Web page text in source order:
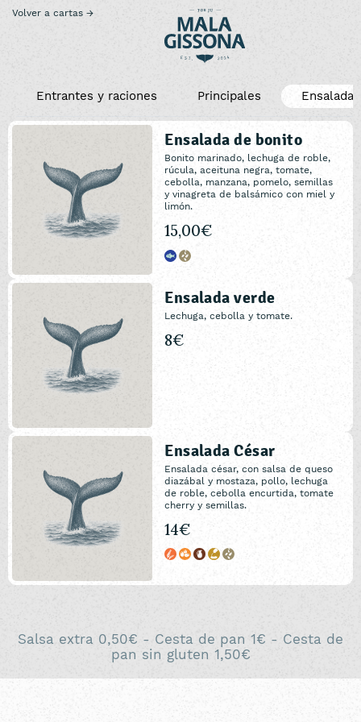
Volver a cartas →
Entrantes y raciones Principales Ensaladas
Ensalada de bonito
Bonito marinado, lechuga de roble,
rúcula, aceituna negra, tomate,
cebolla, manzana, pomelo, semillas
y vinagreta de balsámico con miel y
limón.
15,00€
Ensalada verde
Lechuga, cebolla y tomate.
8€
Ensalada César
Ensalada césar, con salsa de queso
diazábal y mostaza, pollo, lechuga
de roble, cebolla encurtida, tomate
cherry y semillas.
14€
Salsa extra 0,50€ - Cesta de pan 1€ - Cesta de
pan sin gluten 1,50€